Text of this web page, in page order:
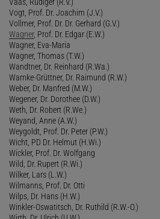
Vogt, Prof. Dr. Joachim (J.V.)
Vollmer, Prof. Dr. Dr. Gerhard (G.V.)
Wagner, Prof. Dr. Edgar (E.W.)
Wagner, Eva-Maria
Wagner, Thomas (T.W.)
Wandtner, Dr. Reinhard (R.Wa.)
Warnke-Grüttner, Dr. Raimund (R.W.)
Weber, Dr. Manfred (M.W.)
Wegener, Dr. Dorothee (D.W.)
Weth, Dr. Robert (R.We.)
Weyand, Anne (A.W.)
Weygoldt, Prof. Dr. Peter (P.W.)
Wicht, PD Dr. Helmut (H.Wi.)
Wickler, Prof. Dr. Wolfgang
Wild, Dr. Rupert (R.Wi.)
Wilker, Lars (L.W.)
Wilmanns, Prof. Dr. Otti
Wilps, Dr. Hans (H.W.)
Winkler-Oswatitsch, Dr. Ruthild (R.W.-O.)